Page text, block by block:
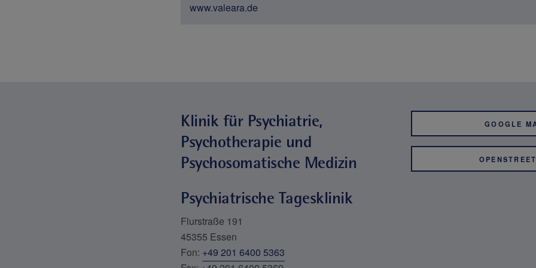
www.valeara.de
Klinik für Psychiatrie,
Psychotherapie und
Psychosomatische Medizin
Psychiatrische Tagesklinik
Flurstraße 191
45355 Essen
Fon: +49 201 6400 5363
GOOGLE